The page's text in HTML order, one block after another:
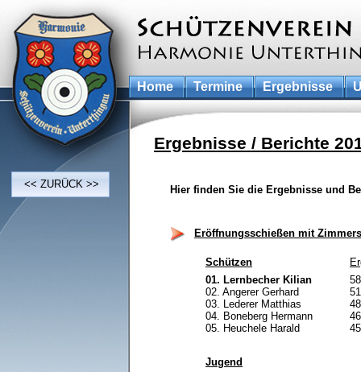
Ergebnisse / Berichte
Hier finden Sie die Ergebnisse und
Home Termine Ergebnisse
<< ZURÜCK >>
Eröffnungsschießen mit
Schützen
01. Lernbecher Kilian
02. Angerer Gerhard
03. Lederer Matthias
04. Boneberg Hermann
05. Heuchele Harald
Jugend